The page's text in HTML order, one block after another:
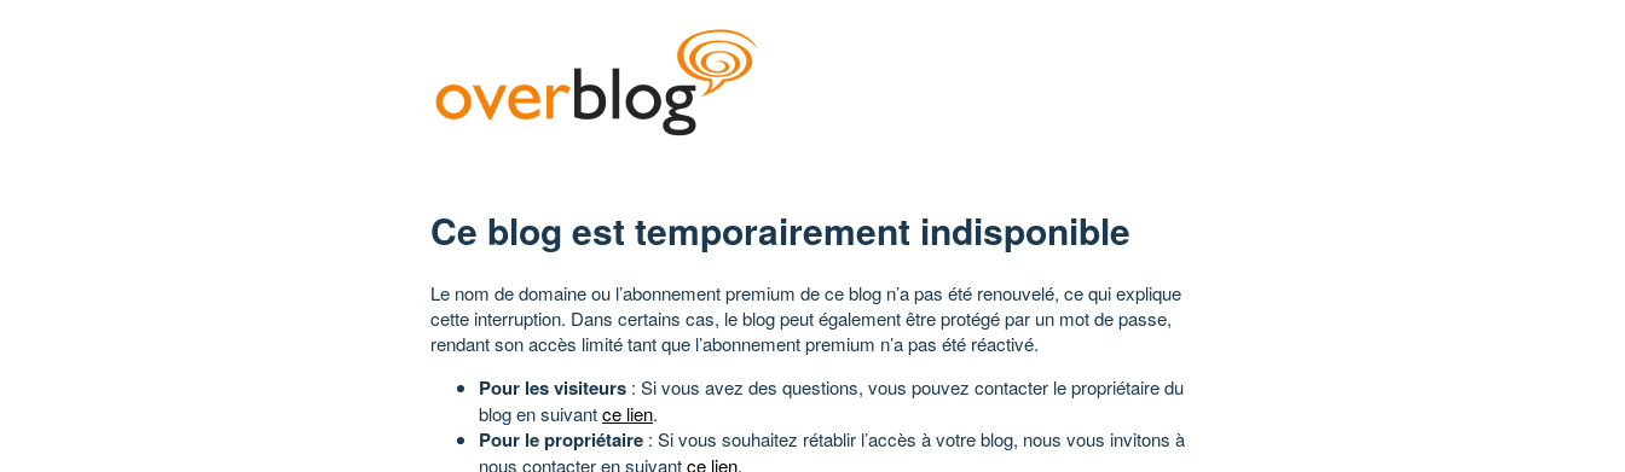
Ce blog est temporairement indisponible
Le nom de domaine ou l’abonnement premium de ce blog n’a pas été renouvelé, ce qui explique
cette interruption. Dans certains cas, le blog peut également être protégé par un mot de passe,
rendant son accès limité tant que l’abonnement premium n’a pas été réactivé.
Pour les visiteurs : Si vous avez des questions, vous pouvez contacter le propriétaire du
blog en suivantce lien.
Pour le propriétaire : Si vous souhaitez rétablir l’accès à votre blog, nous vous invitons à
nous contacter en suivantce lien.